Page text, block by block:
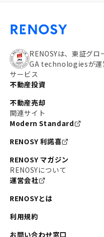
RENOSYは、東証グロ
GA technologiesが運
サービス
不動産投資
不動産売却
関連サイト
Modern Standard
RENOSY 利諾喜
RENOSY マガジン
RENOSYについて
運営会社
RENOSYとは
利用規約
お問い合わせ窓口